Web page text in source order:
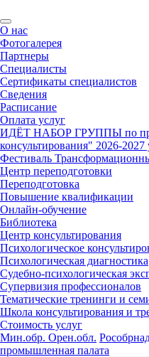
О нас
Фотогалерея
Партнеры
Специалисты
Сертификаты специалистов
Сведения
Расписание
Оплата услуг
ИДЁТ НАБОР ГРУППЫ по
консультирования" 2026-2027
Фестиваль
Центр переподготовки
Переподготовка
Повышение квалификации
Онлайн-обучение
Библиотека
Центр консультирования
Психологическое
Психологическая диагностика
Судебно-психологическая
Супервизия профессионалов
Тематические тренинги и
Школа консультирования и
Стоимость услуг
Мин.обр. Орен.обл.
промышленная палата